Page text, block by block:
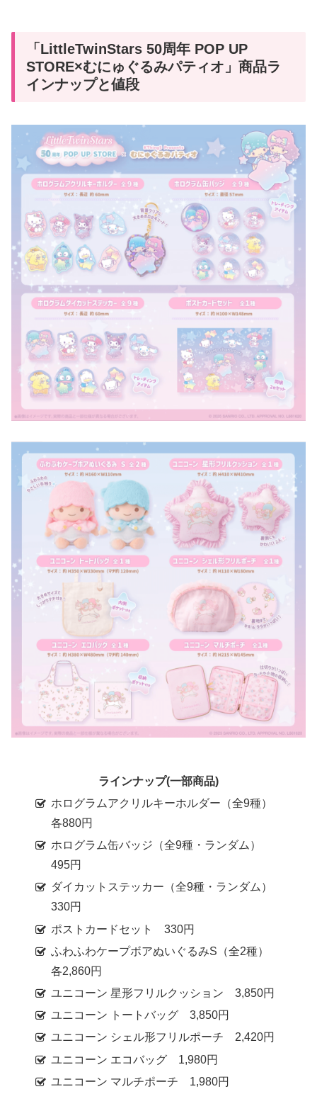
「LittleTwinStars 50周年 POP UP
STORE×むにゅぐるみパティオ」商品ラ
インナップと値段
ラインナップ(一部商品)
ホログラムアクリルキーホルダー（全9種）
各880円
ホログラム缶バッジ（全9種・ランダム）
495円
ダイカットステッカー（全9種・ランダム）
330円
ポストカードセット 330円
ふわふわケープボアぬいぐるみS（全2種）
各2,860円
ユニコーン 星形フリルクッション 3,850円
ユニコーン トートバッグ 3,850円
ユニコーン シェル形フリルポーチ 2,420円
ユニコーン エコバッグ 1,980円
ユニコーン マルチポーチ 1,980円